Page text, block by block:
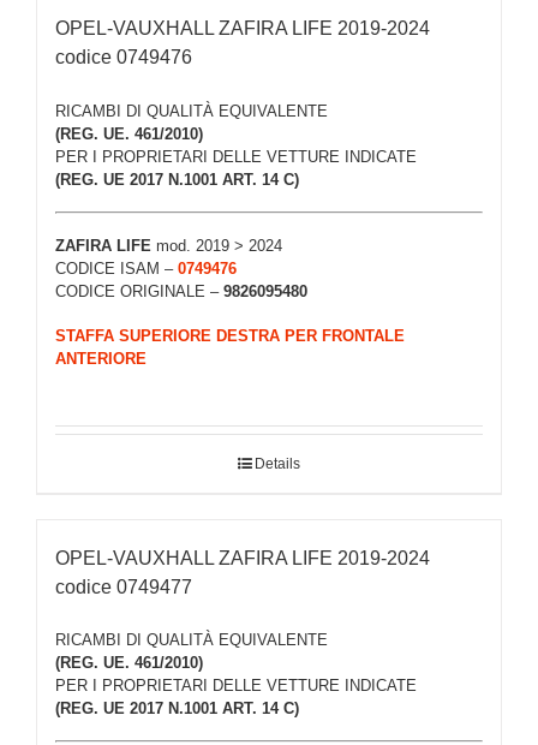
OPEL-VAUXHALL ZAFIRA LIFE 2019-2024
codice 0749476
RICAMBI DI QUALITÀ EQUIVALENTE
(REG. UE. 461/2010)
PER I PROPRIETARI DELLE VETTURE INDICATE
(REG. UE 2017 N.1001 ART. 14 C)
ZAFIRA LIFE mod. 2019 > 2024
CODICE ISAM – 0749476
CODICE ORIGINALE – 9826095480
STAFFA SUPERIORE DESTRA PER FRONTALE
ANTERIORE
Details
OPEL-VAUXHALL ZAFIRA LIFE 2019-2024
codice 0749477
RICAMBI DI QUALITÀ EQUIVALENTE
(REG. UE. 461/2010)
PER I PROPRIETARI DELLE VETTURE INDICATE
(REG. UE 2017 N.1001 ART. 14 C)